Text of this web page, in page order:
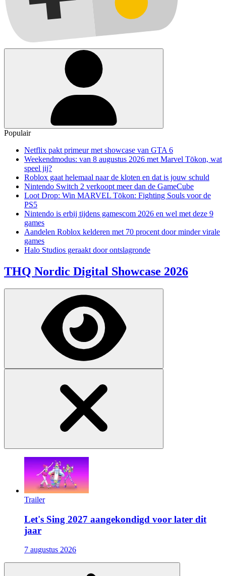
Populair
Netflix pakt primeur met showcase van GTA 6
Weekendmodus: van 8 augustus 2026 met Marvel Tōkon, wat
speel jij?
Roblox gaat helemaal naar de kloten en dat is jouw schuld
Nintendo Switch 2 verkoopt meer dan de GameCube
Loot Drop: Win MARVEL Tōkon: Fighting Souls voor de
PS5
Nintendo is erbij tijdens gamescom 2026 en wel met deze 9
games
Aandelen Roblox kelderen met 70 procent door minder virale
games
Halo Studios geraakt door ontslagronde
THQ Nordic Digital Showcase 2026
Trailer
Let's Sing 2027 aangekondigd voor later dit
jaar
7 augustus 2026